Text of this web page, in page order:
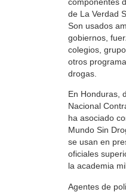
de La Verdad
Son usados
gobiernos,
colegios,
otros
drogas.
En Honduras,
Nacional
ha asociado
Mundo Sin
se usan en
oficiales
la academia
Agentes de